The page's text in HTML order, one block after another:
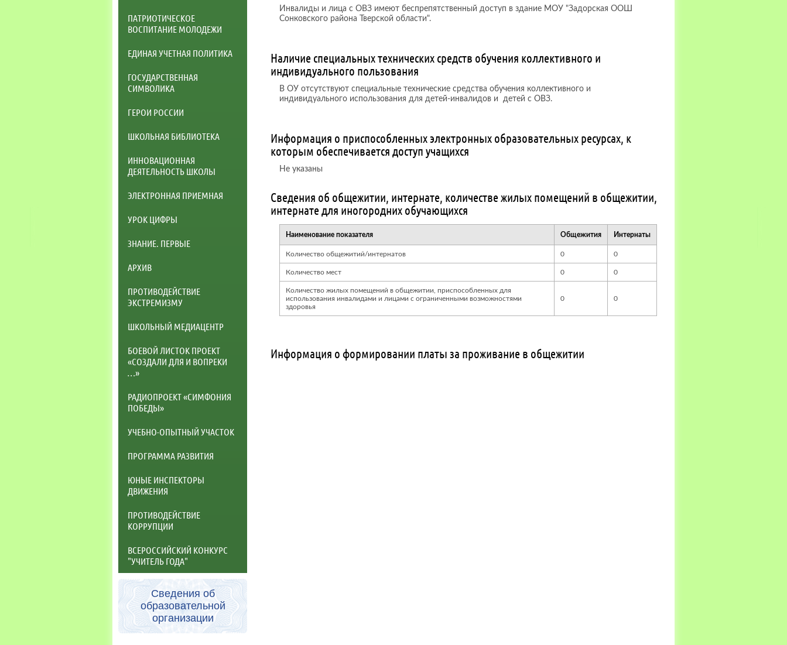
ПАТРИОТИЧЕСКОЕ
ВОСПИТАНИЕ МОЛОДЕЖИ
ЕДИНАЯ УЧЕТНАЯ ПОЛИТИКА
ГОСУДАРСТВЕННАЯ
СИМВОЛИКА
ГЕРОИ РОССИИ
ШКОЛЬНАЯ БИБЛИОТЕКА
ИННОВАЦИОННАЯ
ДЕЯТЕЛЬНОСТЬ ШКОЛЫ
ЭЛЕКТРОННАЯ ПРИЕМНАЯ
УРОК ЦИФРЫ
ЗНАНИЕ. ПЕРВЫЕ
АРХИВ
ПРОТИВОДЕЙСТВИЕ
ЭКСТРЕМИЗМУ
ШКОЛЬНЫЙ МЕДИАЦЕНТР
БОЕВОЙ ЛИСТОК ПРОЕКТ
«СОЗДАЛИ ДЛЯ И ВОПРЕКИ
…»
РАДИОПРОЕКТ «СИМФОНИЯ
ПОБЕДЫ»
УЧЕБНО-ОПЫТНЫЙ УЧАСТОК
ПРОГРАММА РАЗВИТИЯ
ЮНЫЕ ИНСПЕКТОРЫ
ДВИЖЕНИЯ
ПРОТИВОДЕЙСТВИЕ
КОРРУПЦИИ
ВСЕРОССИЙСКИЙ КОНКУРС
"УЧИТЕЛЬ ГОДА"
Сведения об
образовательной
организации
Инвалиды и лица с ОВЗ имеют беспрепятственный доступ в здание МОУ "Задорская ООШ
Сонковского района Тверской области".
Наличие специальных технических средств обучения коллективного и
индивидуального пользования
В ОУ отсутствуют специальные технические средства обучения коллективного и
индивидуального использования для детей-инвалидов и детей с ОВЗ.
Информация о приспособленных электронных образовательных ресурсах, к
которым обеспечивается доступ учащихся
Не указаны
Сведения об общежитии, интернате, количестве жилых помещений в общежитии,
интернате для иногородних обучающихся
Наименование показателя Общежития Интернаты
Количество общежитий/интернатов 0 0
Количество мест 0 0
Количество жилых помещений в общежитии, приспособленных для
использования инвалидами и лицами с ограниченными возможностями
здоровья
0 0
Информация о формировании платы за проживание в общежитии